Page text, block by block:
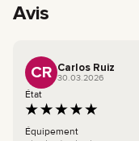
Avis
CR Carlos Ruiz
30.03.2026
État
Équipement